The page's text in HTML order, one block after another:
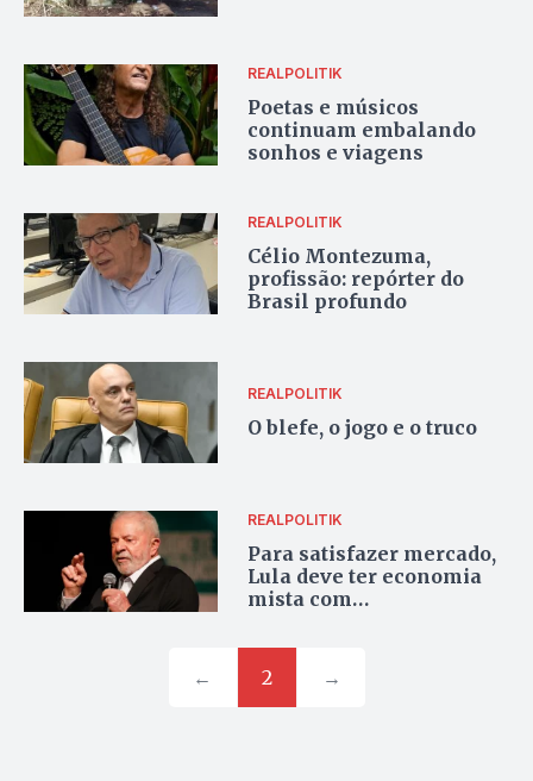
REALPOLITIK
Poetas e músicos
continuam embalando
sonhos e viagens
REALPOLITIK
Célio Montezuma,
profissão: repórter do
Brasil profundo
REALPOLITIK
O blefe, o jogo e o truco
REALPOLITIK
Para satisfazer mercado,
Lula deve ter economia
mista com
liberais
←
2 →